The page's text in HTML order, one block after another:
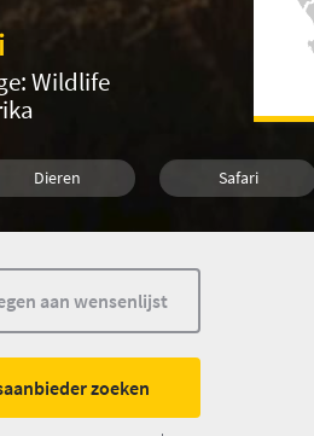
Wildlife
Dieren Safari
aan wensenlijst
zoeken